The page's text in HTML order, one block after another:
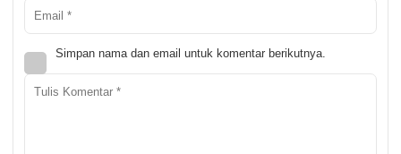
Simpan nama dan email untuk komentar berikutnya.